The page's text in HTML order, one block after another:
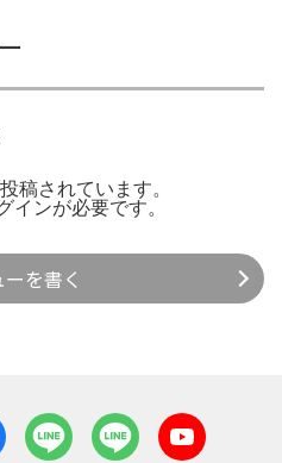
稿されています。
インが必要です。
ーを書く